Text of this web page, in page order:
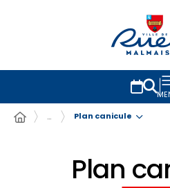
…
Plan canicule
Plan